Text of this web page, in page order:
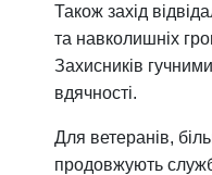
Також захід
та навколишніх
Захисників
вдячності.
Для ветеранів,
продовжують